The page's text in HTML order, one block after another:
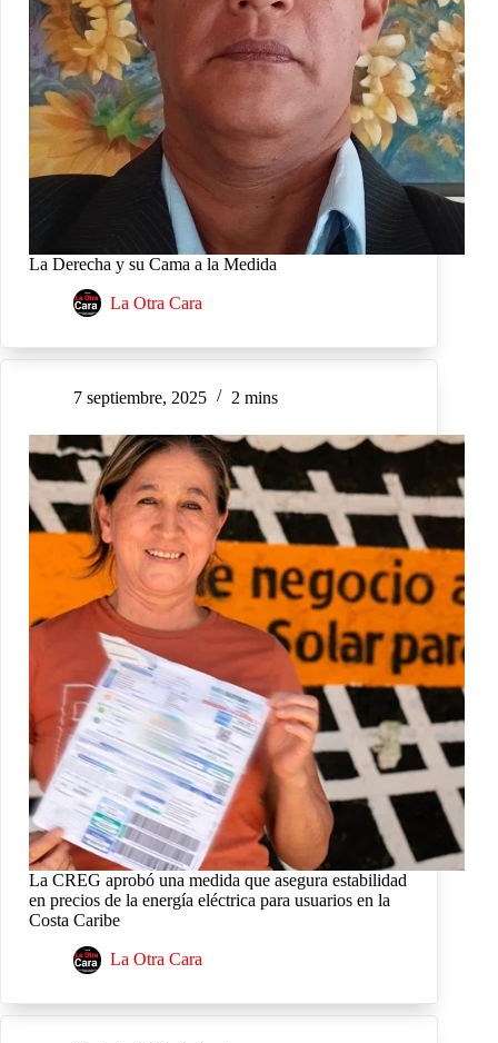
La Derecha y su Cama a la Medida
La Otra Cara
7 septiembre, 2025 2 mins
La CREG aprobó una medida que asegura estabilidad
en precios de la energía eléctrica para usuarios en la
Costa Caribe
La Otra Cara